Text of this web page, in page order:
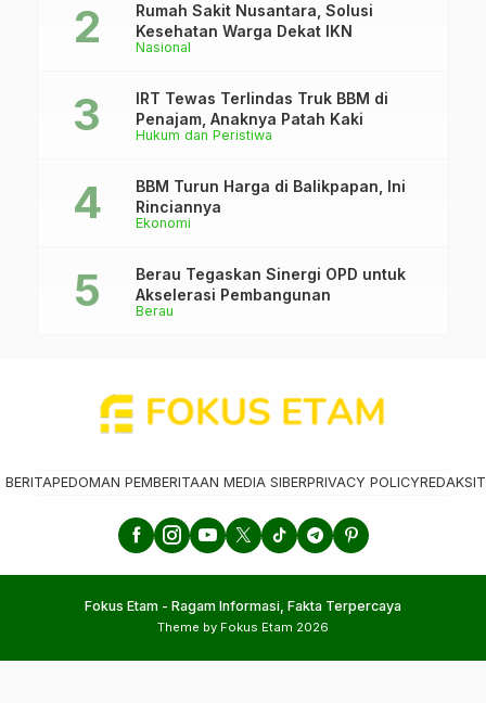
Nasional
Rumah Sakit Nusantara, Solusi
Kesehatan Warga Dekat IKN
Hukum dan Peristiwa
IRT Tewas Terlindas Truk BBM di
Penajam, Anaknya Patah Kaki
Ekonomi
BBM Turun Harga di Balikpapan, Ini
Rinciannya
Berau
Berau Tegaskan Sinergi OPD untuk
Akselerasi Pembangunan
BERITAPEDOMAN PEMBERITAAN MEDIA SIBERPRIVACY POLICYREDAKSI
Fokus Etam - Ragam Informasi, Fakta Terpercaya
Theme by Fokus Etam 2026